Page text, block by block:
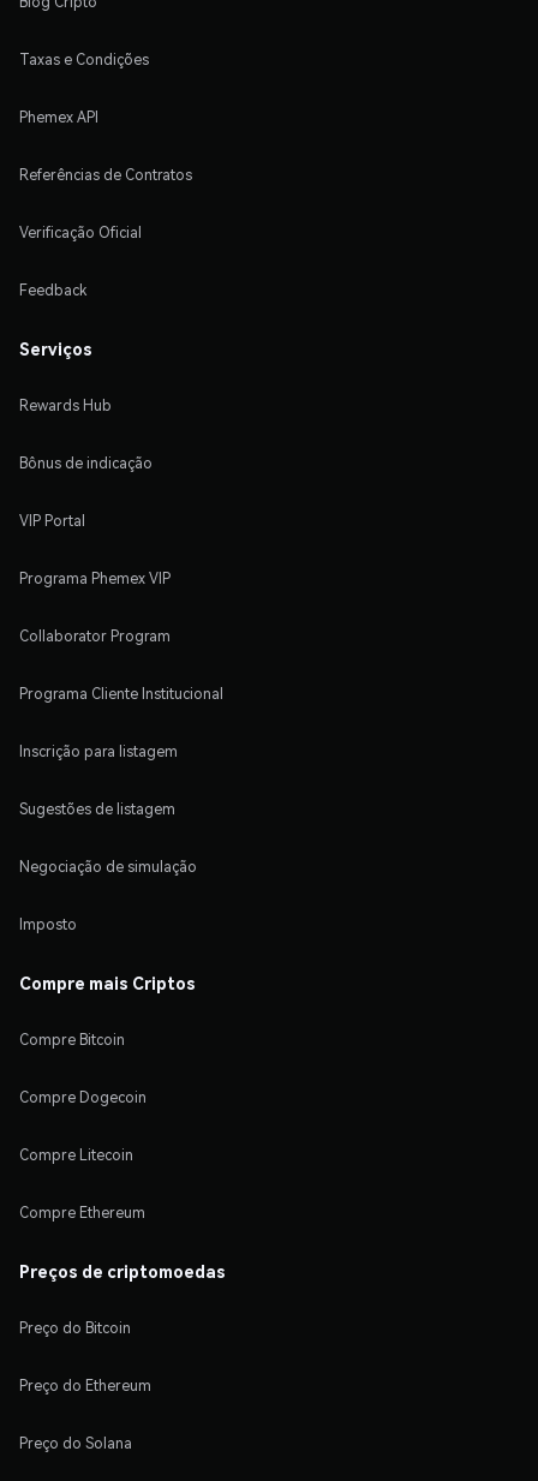
Taxas e Condições
Phemex API
Referências de Contratos
Verificação Oficial
Feedback
Serviços
Rewards Hub
Bônus de indicação
VIP Portal
Programa Phemex VIP
Collaborator Program
Programa Cliente Institucional
Inscrição para listagem
Sugestões de listagem
Negociação de simulação
Imposto
Compre mais Criptos
Compre Bitcoin
Compre Dogecoin
Compre Litecoin
Compre Ethereum
Preços de criptomoedas
Preço do Bitcoin
Preço do Ethereum
Preço do Solana